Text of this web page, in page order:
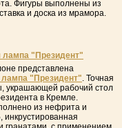
Фигуры выполнены из
и доска из мрамора.
лампа "Президент"
представлена
лампа "Президент". Точная
украшающей рабочий стол
в Кремле.
из нефрита и
инкрустированная